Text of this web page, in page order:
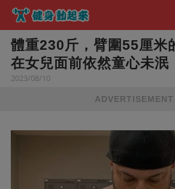
體重230斤，臂圍55厘米
在女兒面前依然童心未泯
2023/08/10
ADVERTISEMENT